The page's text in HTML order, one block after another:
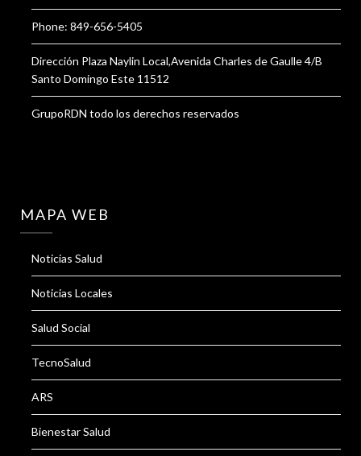
Phone: 849-656-5405
Dirección Plaza Naylin Local,Avenida Charles de Gaulle 4/B
Santo Domingo Este 11512
GrupoRDN todo los derechos reservados
MAPA WEB
Noticias Salud
Noticias Locales
Salud Social
TecnoSalud
ARS
Bienestar Salud